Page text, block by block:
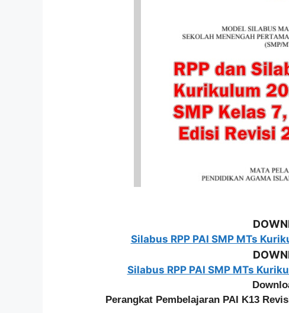
Silabus RPP PAI SMP MTs
Silabus RPP PAI SMP MTs
Perangkat Pembelajaran PAI K13